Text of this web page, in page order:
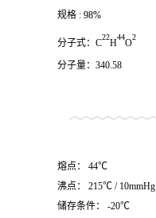
规格 : 98%
分子式： C
22
H
44
O
2
分子量： 340.58
熔点： 44℃
沸点： 215℃ / 10mmHg
储存条件： -20℃